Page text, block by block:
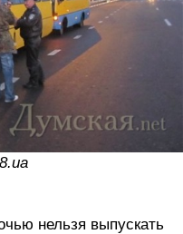
нельзя выпускать